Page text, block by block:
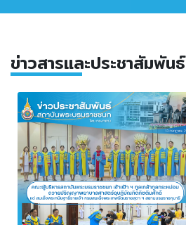
ข่าวสารและประชาสัมพันธ์